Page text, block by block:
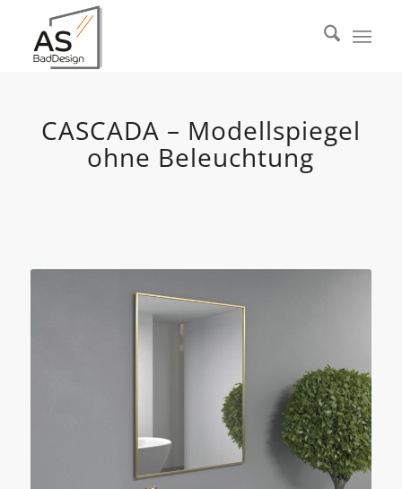
CASCADA – Modellspiegel
ohne Beleuchtung